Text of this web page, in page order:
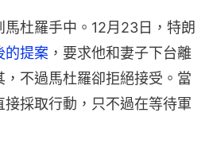
杜羅手中。12月23日，特朗
的提案 ，要求他和妻子下台離
，不過馬杜羅卻拒絕接受。當
接採取行動，只不過在等待軍